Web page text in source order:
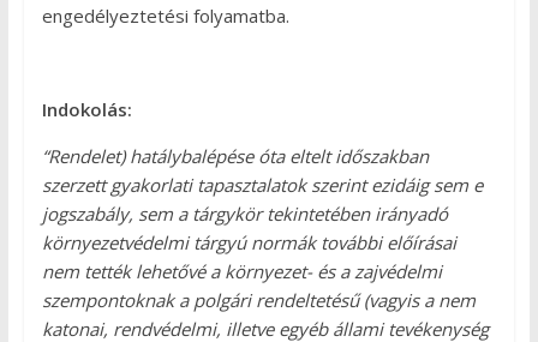
engedélyeztetési folyamatba.
Indokolás:
“Rendelet) hatálybalépése óta eltelt időszakban
szerzett gyakorlati tapasztalatok szerint ezidáig sem e
jogszabály, sem a tárgykör tekintetében irányadó
környezetvédelmi tárgyú normák további előírásai
nem tették lehetővé a környezet- és a zajvédelmi
szempontoknak a polgári rendeltetésű (vagyis a nem
katonai, rendvédelmi, illetve egyéb állami tevékenység